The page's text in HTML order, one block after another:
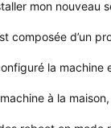
mon nouveau
composée d’un
la machine
à la